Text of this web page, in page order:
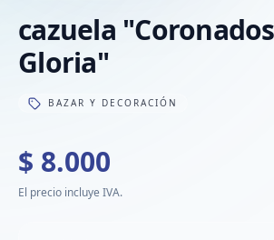
cazuela
Gloria"
BAZAR Y DECORACIÓN
$ 8.000
El precio incluye IVA.